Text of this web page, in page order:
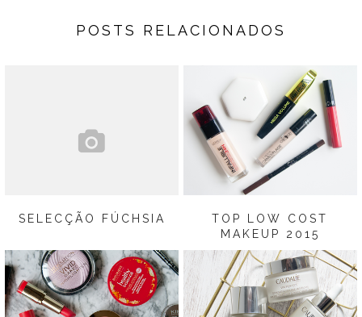
POSTS RELACIONADOS
SELECÇÃO FÚCHSIA
TOP LOW COST
MAKEUP 2015